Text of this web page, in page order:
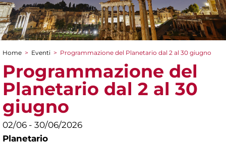
Tu sei qui
Home > Eventi > Programmazione del Planetario dal 2 al 30 giugno
Programmazione del
Planetario dal 2 al 30
giugno
02/06 - 30/06/2026
Planetario